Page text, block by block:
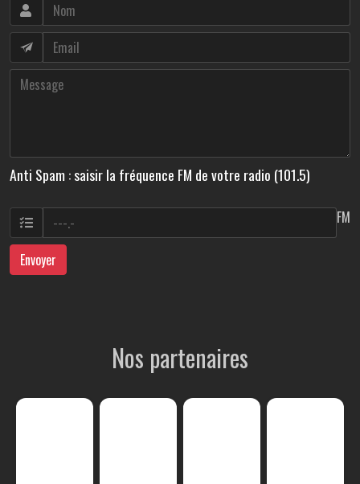
Anti Spam : saisir la fréquence FM de votre radio (101.5)
FM
Envoyer
Nos partenaires